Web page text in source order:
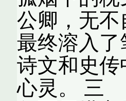
公卿，无
最终溶入
诗文和史
心灵。